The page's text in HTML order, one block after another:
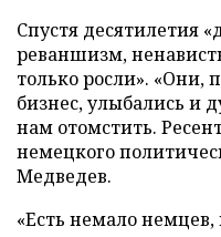
Спустя десятилетия
реваншизм,
только росли». «Они,
бизнес, улыбались и
нам отомстить.
немецкого
Медведев.
«Есть немало немцев,